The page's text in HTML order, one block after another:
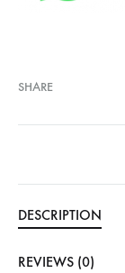
SHARE
DESCRIPTION
REVIEWS (0)